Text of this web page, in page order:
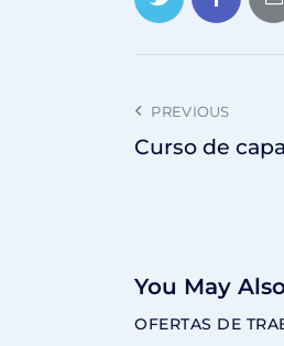
PREVIOUS
Curso de
You May
OFERTAS DE